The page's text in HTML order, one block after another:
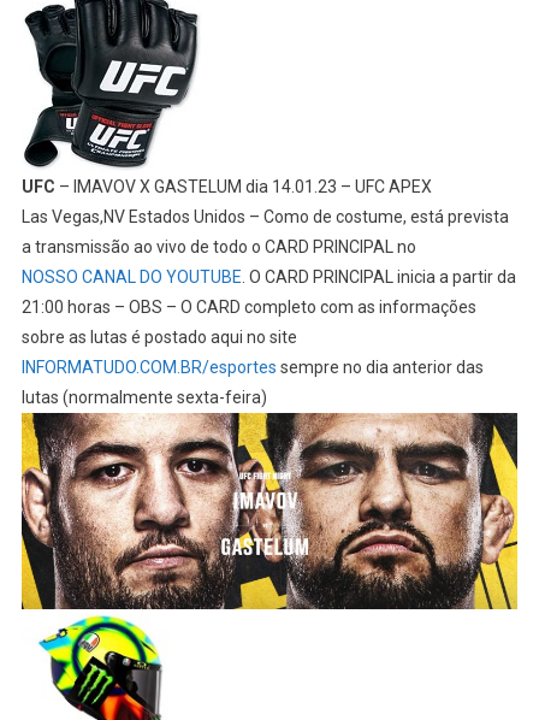
UFC – IMAVOV X GASTELUM dia 14.01.23 – UFC APEX
Las Vegas,NV Estados Unidos – Como de costume, está prevista
a transmissão ao vivo de todo o CARD PRINCIPAL no
NOSSO CANAL DO YOUTUBE. O CARD PRINCIPAL inicia a partir da
21:00 horas – OBS – O CARD completo com as informações
sobre as lutas é postado aqui no site
INFORMATUDO.COM.BR/esportes sempre no dia anterior das
lutas (normalmente sexta-feira)